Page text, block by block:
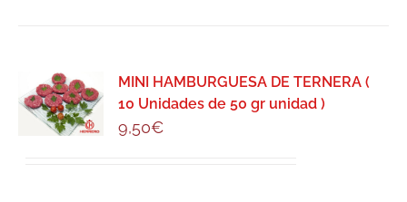
MINI HAMBURGUESA DE TERNERA (
10 Unidades de 50 gr unidad )
9,50€